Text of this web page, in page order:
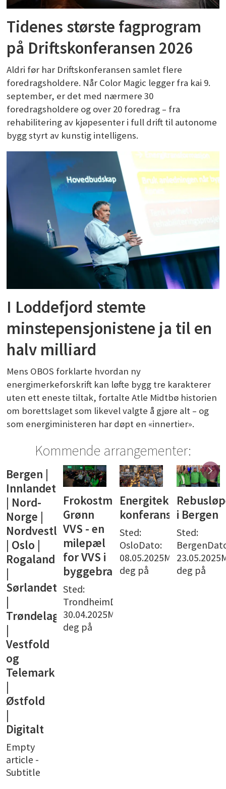
Tidenes største fagprogram
på Driftskonferansen 2026
Aldri før har Driftskonferansen samlet flere
foredragsholdere. Når Color Magic legger fra kai 9.
september, er det med nærmere 30
foredragsholdere og over 20 foredrag – fra
rehabilitering av kjøpesenter i full drift til autonome
bygg styrt av kunstig intelligens.
I Loddefjord stemte
minstepensjonistene ja til en
halv milliard
Mens OBOS forklarte hvordan ny
energimerkeforskrift kan løfte bygg tre karakterer
uten ett eneste tiltak, fortalte Atle Midtbø historien
om borettslaget som likevel valgte å gjøre alt – og
som energiministeren har døpt en «innertier».
Kommende arrangementer:
Bergen |
Innlandet
| Nord-
Norge |
Nordvestlandet
| Oslo |
Rogaland
|
Sørlandet
|
Trøndelag
|
Vestfold
og
Telemark
|
Østfold
|
Digitalt
Empty
article -
Subtitle
Frokostmøte:
Grønn
VVS - en
milepæl
for VVS i
byggebransjen
Sted:
TrondheimDato:
30.04.2025Meld
deg på
Energiteknisk
konferanse
Sted:
OsloDato:
08.05.2025Meld
deg på
i Bergen
Sted:
deg på